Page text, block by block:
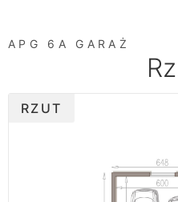
APG 6A GARAŻ
RZUT